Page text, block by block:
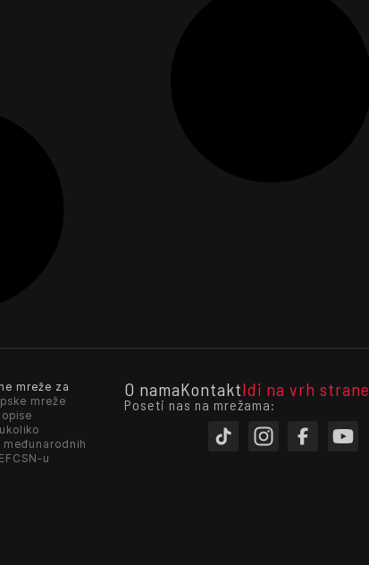
mreže za
mreže
u
O namaKontaktIdi na vrh strane
Poseti nas na mrežama: